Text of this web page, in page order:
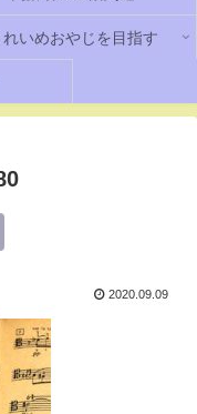
れいめおやじを目指す
2020.09.09